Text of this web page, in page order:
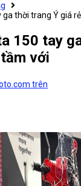
ga thời trang Ý giá
150 tay
với
trên